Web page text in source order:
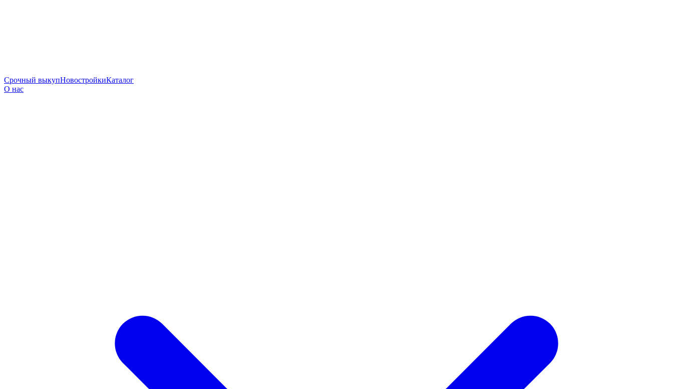
Срочный выкупНовостройкиКаталог
О нас